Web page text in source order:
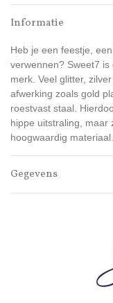
Informatie
Heb je een feestje,
verwennen? Sweet7
merk. Veel glitter,
afwerking zoals gold
roestvast staal.
hippe uitstraling, maar
hoogwaardig materiaal.
Gegevens